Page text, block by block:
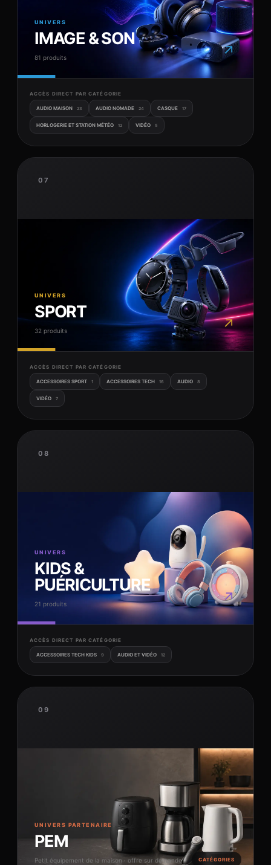
UNIVERS
IMAGE & SON
81 produits ↗
ACCÈS DIRECT PAR CATÉGORIE
AUDIO MAISON 23 AUDIO NOMADE 24 CASQUE 17
HORLOGERIE ET STATION MÉTÉO 12 VIDÉO 5
07
UNIVERS
SPORT
32 produits ↗
ACCÈS DIRECT PAR CATÉGORIE
ACCESSOIRES SPORT 1 ACCESSOIRES TECH 16 AUDIO 8
VIDÉO 7
08
UNIVERS
KIDS &
PUÉRICULTURE
21 produits ↗
ACCÈS DIRECT PAR CATÉGORIE
ACCESSOIRES TECH KIDS 9 AUDIO ET VIDÉO 12
09
UNIVERS PARTENAIRE
PEM
Petit équipement de la maison · offre sur demande CATÉGORIES